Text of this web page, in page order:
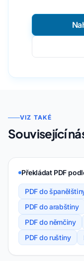
VIZ TAKÉ
Související
Překládat PDF
PDF do
PDF do arabštiny
PDF do němčiny
PDF do ruštiny